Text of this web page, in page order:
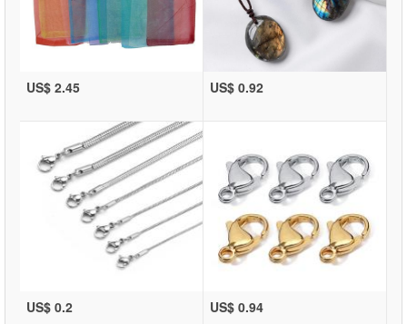
US$ 2.45 US$ 0.92
US$ 0.2 US$ 0.94